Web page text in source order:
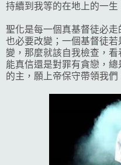
持續到我等的在地上的一生
聖化是每一個真基督徒必
也必要改變；一個基督徒
變，那麼就該自我檢查，
能真信還是對罪有貪戀，
的主，願上帝保守帶領我們